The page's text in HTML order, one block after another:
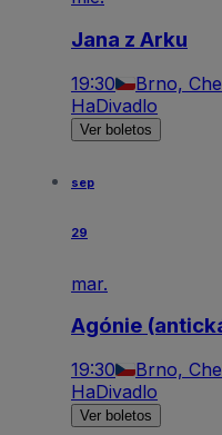
Jana z Arku
19:30 Brno,
HaDivadlo
Ver boletos
sep
29
mar.
Agónie
19:30 Brno,
HaDivadlo
Ver boletos